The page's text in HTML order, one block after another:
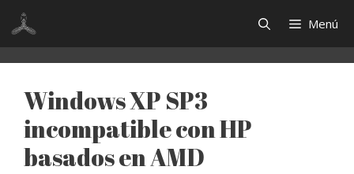
Saltar
contenido
Menú
Windows XP SP3
incompatible con HP
basados en AMD